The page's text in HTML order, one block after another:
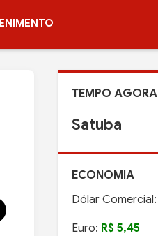
TEMPO AGORA
Satuba
ECONOMIA
Dólar Comercial:
Euro: R$ 5,45